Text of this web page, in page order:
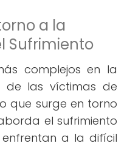
a la
Sufrimiento
complejos en la
de las víctimas de
que surge en torno
el sufrimiento
enfrentan a la difícil